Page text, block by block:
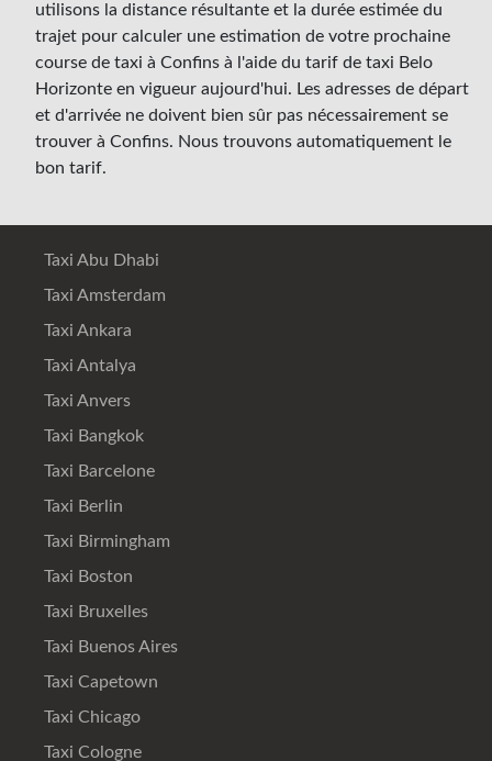
utilisons la distance résultante et la durée estimée du
trajet pour calculer une estimation de votre prochaine
course de taxi à Confins à l'aide du tarif de taxi Belo
Horizonte en vigueur aujourd'hui. Les adresses de départ
et d'arrivée ne doivent bien sûr pas nécessairement se
trouver à Confins. Nous trouvons automatiquement le
bon tarif.
Taxi Abu Dhabi
Taxi Amsterdam
Taxi Ankara
Taxi Antalya
Taxi Anvers
Taxi Bangkok
Taxi Barcelone
Taxi Berlin
Taxi Birmingham
Taxi Boston
Taxi Bruxelles
Taxi Buenos Aires
Taxi Capetown
Taxi Chicago
Taxi Cologne